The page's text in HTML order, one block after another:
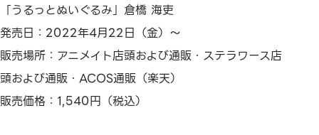
「うるっとぬいぐるみ」倉橋 海吏
発売日：2022年4月22日（金）～
販売場所：アニメイト店頭および通販・ステラワース店
頭および通販・ACOS通販（楽天）
販売価格：1,540円（税込）